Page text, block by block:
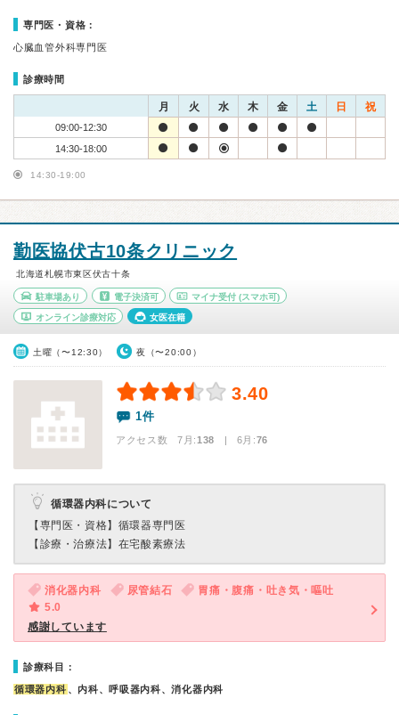
専門医・資格：
心臓血管外科専門医
診療時間
月 火 水 木 金 土 日 祝
09:00-12:30
14:30-18:00
14:30-19:00
勤医協伏古10条クリニック
北海道札幌市東区伏古十条
駐車場あり 電子決済可 マイナ受付 (スマホ可)
オンライン診療対応 女医在籍
土曜（〜12:30） 夜（〜20:00）
3.40
1件
アクセス数 7月:138 | 6月:76
循環器内科について
【専門医・資格】 循環器専門医
【診療・治療法】 在宅酸素療法
消化器内科 尿管結石
胃痛・腹痛・吐き気・嘔吐
5.0
感謝しています
診療科目：
循環器内科 、内科、呼吸器内科、消化器内科